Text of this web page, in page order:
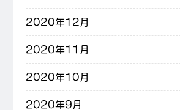
2020年12月
2020年11月
2020年10月
2020年9月